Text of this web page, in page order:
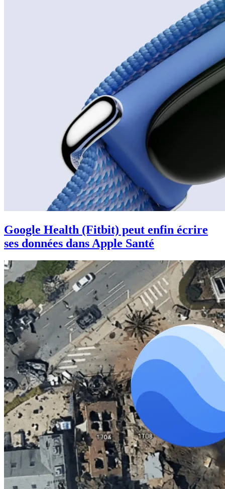
Google Health (Fitbit) peut enfin écrire
ses données dans Apple Santé